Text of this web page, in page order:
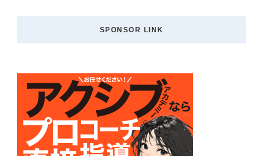
SPONSOR LINK